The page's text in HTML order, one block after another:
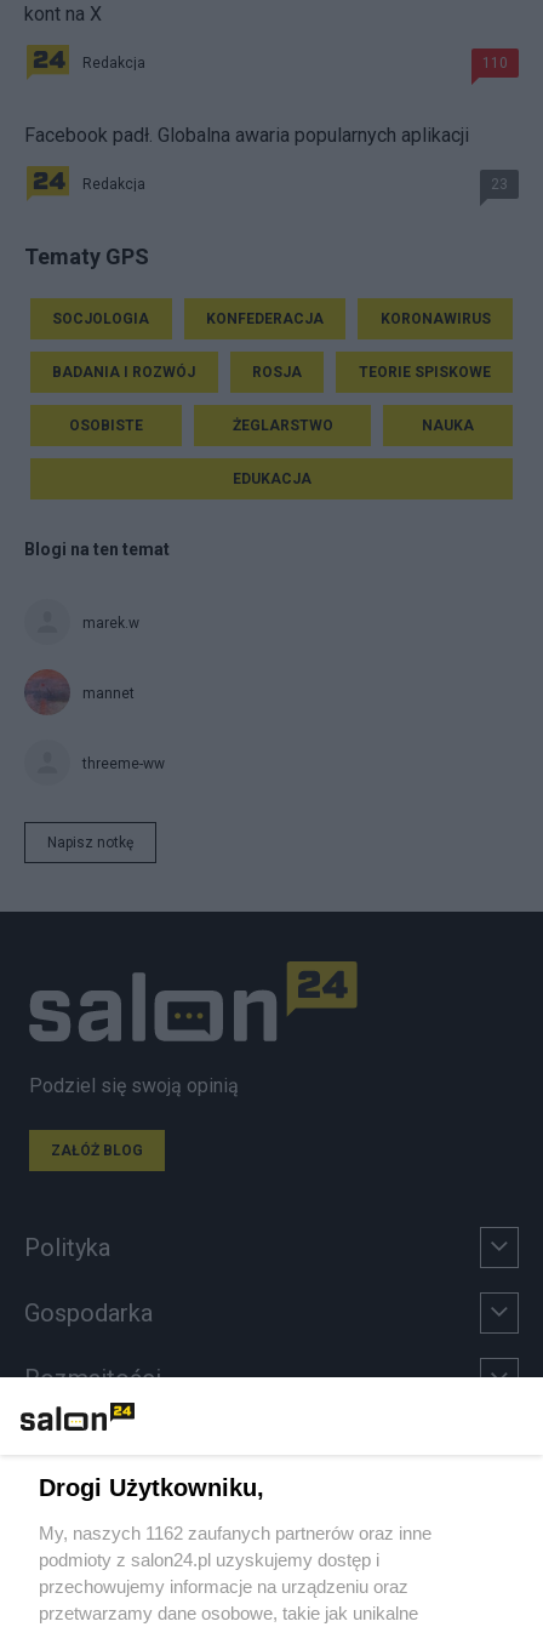
kont na X
Redakcja 110
Facebook padł. Globalna awaria popularnych aplikacji
Redakcja 23
Tematy GPS
SOCJOLOGIA KONFEDERACJA KORONAWIRUS
BADANIA I ROZWÓJ ROSJA TEORIE SPISKOWE
OSOBISTE ŻEGLARSTWO NAUKA
EDUKACJA
Blogi na ten temat
marek.w
mannet
threeme-ww
Napisz notkę
Podziel się swoją opinią
ZAŁÓŻ BLOG
Polityka
Gospodarka
Rozmaitości
Sport
Społeczeństwo
Drogi Użytkowniku,
My, naszych 1162 zaufanych partnerów oraz inne
podmioty z salon24.pl uzyskujemy dostęp i
przechowujemy informacje na urządzeniu oraz
przetwarzamy dane osobowe, takie jak unikalne